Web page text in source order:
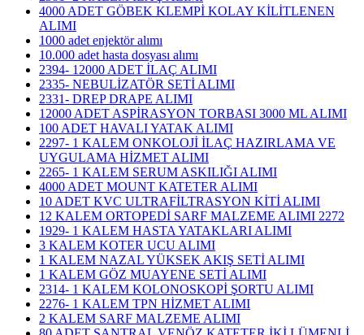
4000 ADET GÖBEK KLEMPİ KOLAY KİLİTLENEN
ALIMI
1000 adet enjektör alımı
10.000 adet hasta dosyası alımı
2394- 12000 ADET İLAÇ ALIMI
2335- NEBULİZATÖR SETİ ALIMI
2331- DREP DRAPE ALIMI
12000 ADET ASPİRASYON TORBASI 3000 ML ALIMI
100 ADET HAVALI YATAK ALIMI
2297- 1 KALEM ONKOLOJİ İLAÇ HAZIRLAMA VE
UYGULAMA HİZMET ALIMI
2265- 1 KALEM SERUM ASKILIĞI ALIMI
4000 ADET MOUNT KATETER ALIMI
10 ADET KVC ULTRAFİLTRASYON KİTİ ALIMI
12 KALEM ORTOPEDİ SARF MALZEME ALIMI 2272
1929- 1 KALEM HASTA YATAKLARI ALIMI
3 KALEM KOTER UCU ALIMI
1 KALEM NAZAL YÜKSEK AKIŞ SETİ ALIMI
1 KALEM GÖZ MUAYENE SETİ ALIMI
2314- 1 KALEM KOLONOSKOPİ ŞORTU ALIMI
2276- 1 KALEM TPN HİZMET ALIMI
2 KALEM SARF MALZEME ALIMI